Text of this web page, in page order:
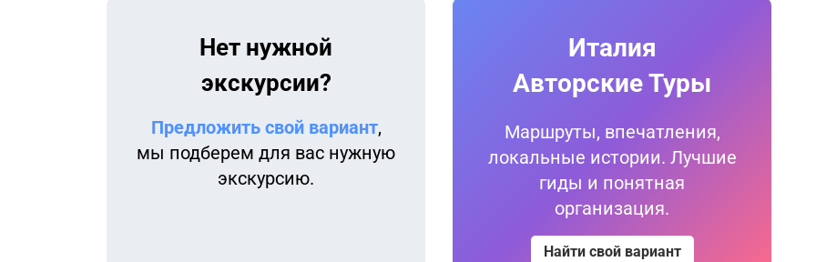
Нет нужной
экскурсии?
Предложить свой вариант,
мы подберем для вас нужную
экскурсию.
Италия
Авторские Туры
Маршруты, впечатления,
локальные истории. Лучшие
гиды и понятная
организация.
Найти свой вариант